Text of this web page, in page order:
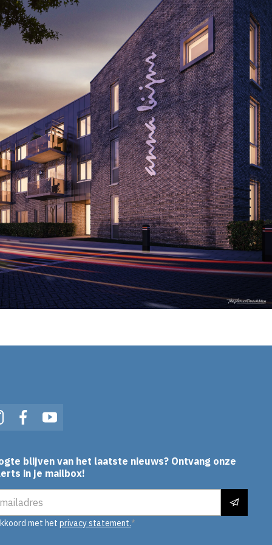
FacebookYouTube
blijven van het laatste nieuws? Ontvang onze
in je mailbox!
met het privacy statement.